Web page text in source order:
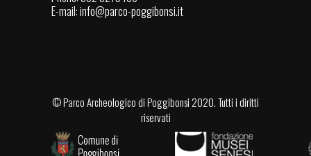
E-mail:info@parco-poggibonsi.it
©Parco Archeologico di Poggibonsi 2020. Tutti i diritti
riservati